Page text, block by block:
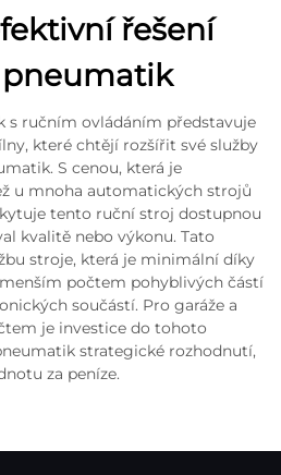
řešení
s ručním ovládáním představuje
které chtějí rozšířit své služby
S cenou, která je
u mnoha automatických strojů
tento ruční stroj dostupnou
kvalitě nebo výkonu. Tato
stroje, která je minimální díky
počtem pohyblivých částí
součástí. Pro garáže a
je investice do tohoto
strategické rozhodnutí,
za peníze.